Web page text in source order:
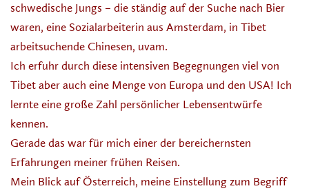
schwedische Jungs – die ständig auf der Suche nach Bier
waren, eine Sozialarbeiterin aus Amsterdam, in Tibet
arbeitsuchende Chinesen, uvam.
Ich erfuhr durch diese intensiven Begegnungen viel von
Tibet aber auch eine Menge von Europa und den USA! Ich
lernte eine große Zahl persönlicher Lebensentwürfe
kennen.
Gerade das war für mich einer der bereichernsten
Erfahrungen meiner frühen Reisen.
Mein Blick auf Österreich, meine Einstellung zum Begriff